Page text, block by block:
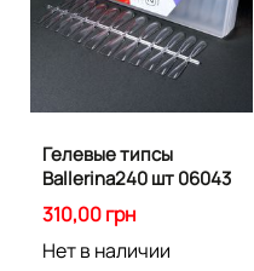
Гелевые типсы
Ballerina240 шт 06043
310,00 грн
Нет в наличии